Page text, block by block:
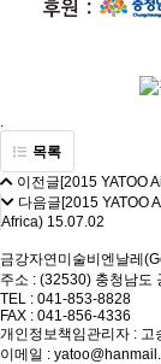
.
목록
이전글[2015 YATOO
다음글[2015 YATOO
Africa) 15.07.02
금강자연미술비엔날레
주소 : (32530) 충청남도
TEL : 041-853-8828
FAX : 041-856-4336
개인정보책임관리자 : 고
이메일 :